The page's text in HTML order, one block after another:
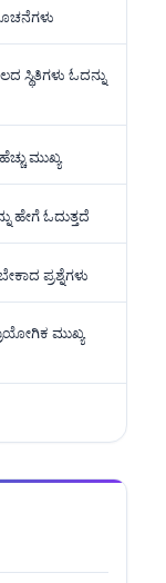
ಸ್ಥಿತಿಗಳು ಓದನ್ನು
ಮುಖ್ಯ
ಹೇಗೆ ಓದುತ್ತದೆ
ಪ್ರಶ್ನೆಗಳು
ಮುಖ್ಯ